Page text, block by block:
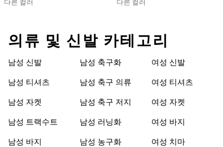
다른 컬러
다른 컬러
의류 및 신발 카테고리
남성 신발
남성 티셔츠
남성 자켓
남성 트랙수트
남성 바지
남성 축구화
남성 축구 의류
남성 축구 저지
남성 러닝화
남성 농구화
여성 신발
여성 티셔츠
여성 자켓
여성 바지
여성 치마